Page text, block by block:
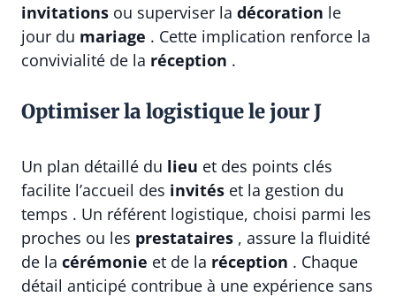
invitations ou superviser la décoration le
jour du mariage . Cette implication renforce la
convivialité de la réception .
Optimiser la logistique le jour J
Un plan détaillé du lieu et des points clés
facilite l’accueil des invités et la gestion du
temps . Un référent logistique, choisi parmi les
proches ou les prestataires , assure la fluidité
de la cérémonie et de la réception . Chaque
détail anticipé contribue à une expérience sans